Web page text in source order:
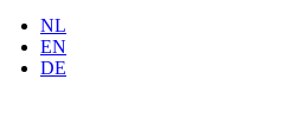
NL
EN
DE